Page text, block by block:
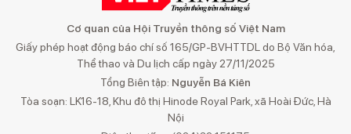
Cơ quan của Hội Truyền thông số Việt Nam
Giấy phép hoạt động báo chí số 165/GP-BVHTTDL do Bộ Văn hóa,
Thể thao và Du lịch cấp ngày 27/11/2025
Tổng Biên tập: Nguyễn Bá Kiên
Tòa soạn: LK16-18, Khu đô thị Hinode Royal Park, xã Hoài Đức, Hà
Nội